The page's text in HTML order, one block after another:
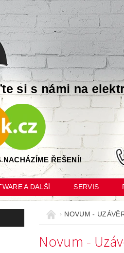
si s námi na
NACHÁZÍME ŘEŠENÍ!
A DALŠÍ SERVIS
NOVUM -
Novum -